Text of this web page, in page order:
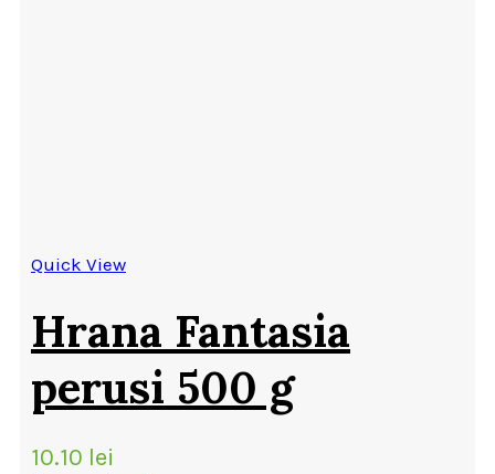
Quick View
Hrana Fantasia
perusi 500 g
10.10 lei